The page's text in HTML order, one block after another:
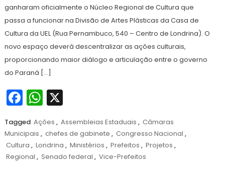
ganharam oficialmente o Núcleo Regional de Cultura que
passa a funcionar na Divisão de Artes Plásticas da Casa de
Cultura da UEL (Rua Pernambuco, 540 – Centro de Londrina). O
novo espaço deverá descentralizar as ações culturais,
proporcionando maior diálogo e articulação entre o governo
do Paraná […]
Facebook
WhatsApp
X
Tagged Ações , Assembleias Estaduais , Câmaras
Municipais , chefes de gabinete , Congresso Nacional ,
Cultura , Londrina , Ministérios , Prefeitos , Projetos ,
Regional , Senado federal , Vice-Prefeitos